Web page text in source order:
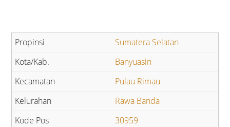
Sumatera Selatan
Banyuasin
Pulau Rimau
Rawa Banda
30959